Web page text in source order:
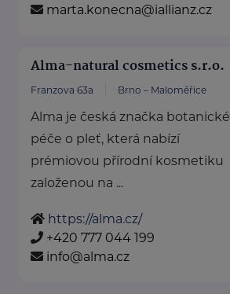
marta.konecna@iallianz.cz
Alma-natural cosmetics s.r.o.
Franzova 63a Brno – Maloměřice
Alma je česká značka botanické
péče o pleť, která nabízí
prémiovou přírodní kosmetiku
založenou na ...
https://alma.cz/
+420 777 044 199
info@alma.cz